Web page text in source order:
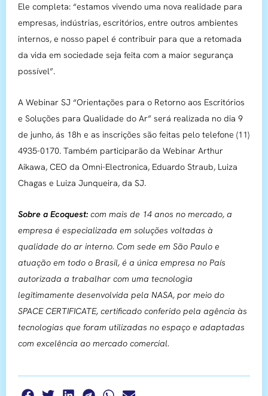
Ele completa: “estamos vivendo uma nova realidade para
empresas, indústrias, escritórios, entre outros ambientes
internos, e nosso papel é contribuir para que a retomada
da vida em sociedade seja feita com a maior segurança
possível”.
A Webinar SJ “Orientações para o Retorno aos Escritórios
e Soluções para Qualidade do Ar” será realizada no dia 9
de junho, ás 18h e as inscrições são feitas pelo telefone (11)
4935-0170. Também participarão da Webinar Arthur
Aikawa, CEO da Omni-Electronica, Eduardo Straub, Luiza
Chagas e Luiza Junqueira, da SJ.
Sobre a Ecoquest: com mais de 14 anos no mercado, a
empresa é especializada em soluções voltadas à
qualidade do ar interno. Com sede em São Paulo e
atuação em todo o Brasil, é a única empresa no País
autorizada a trabalhar com uma tecnologia
legitimamente desenvolvida pela NASA, por meio do
SPACE CERTIFICATE, certificado conferido pela agência às
tecnologias que foram utilizadas no espaço e adaptadas
com excelência ao mercado comercial.